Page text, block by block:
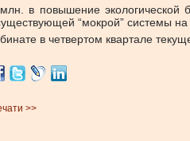
повышение экологической
“мокрой” системы на
в четвертом квартале
>>